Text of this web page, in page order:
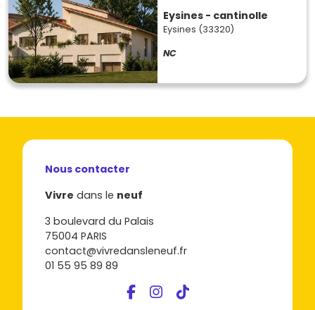
Eysines - cantinolle
Eysines (33320)
NC
Nous contacter
Vivre dans le neuf
3 boulevard du Palais
75004 PARIS
contact@vivredansleneuf.fr
01 55 95 89 89